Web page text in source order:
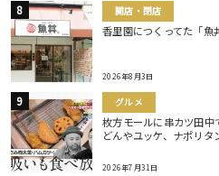
開店・閉店
香里園につくってた「魚
2026年8月3日
グルメ
枚方モールに串カツ田中
どんやユッケ、ナポリタ
2026年7月31日